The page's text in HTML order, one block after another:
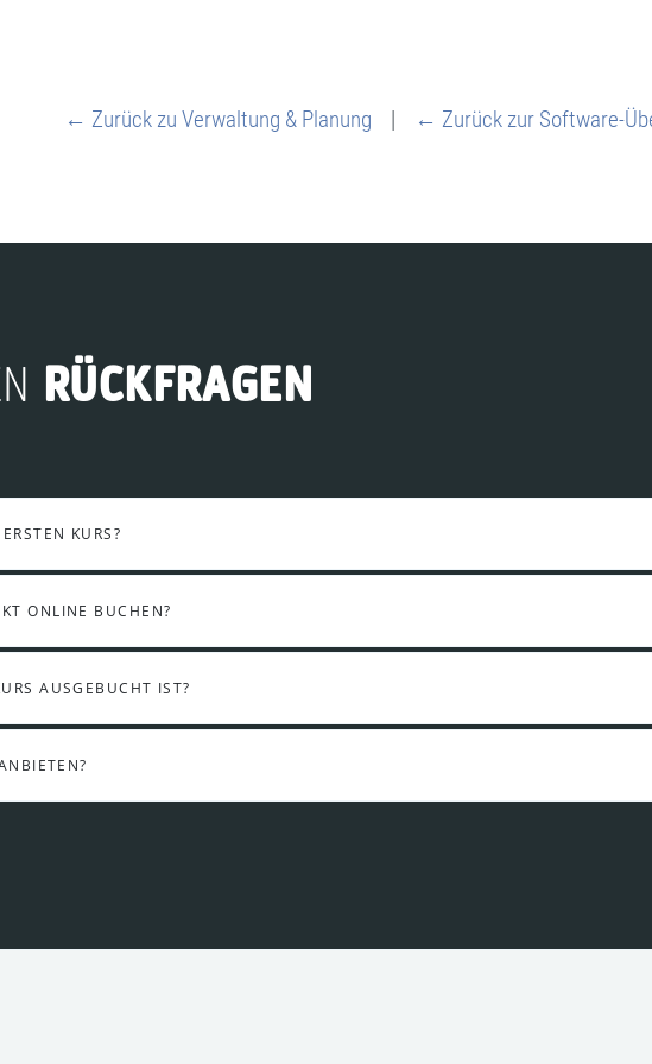
← Zurück zu Verwaltung & Planung | ← Zurück zur Software-
RÜCKFRAGEN
KURS?
ONLINE BUCHEN?
AUSGEBUCHT IST?